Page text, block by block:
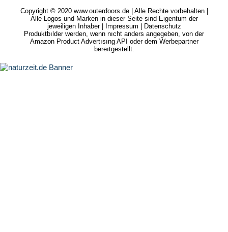
Copyright © 2020 www.outerdoors.de | Alle Rechte vorbehalten |
Alle Logos und Marken in dieser Seite sind Eigentum der
jeweiligen Inhaber |
Impressum
Datenschutz
Produktbılder werden, wenn nıcht anders angegeben, von der
Amazon Product Advertısıng API oder dem Werbepartner
bereıtgestellt.